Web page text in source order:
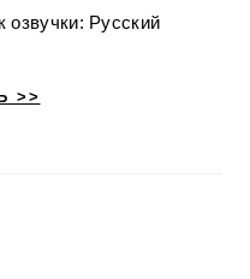
Русский
>>